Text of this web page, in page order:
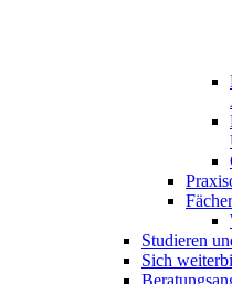
Studieren
Sich